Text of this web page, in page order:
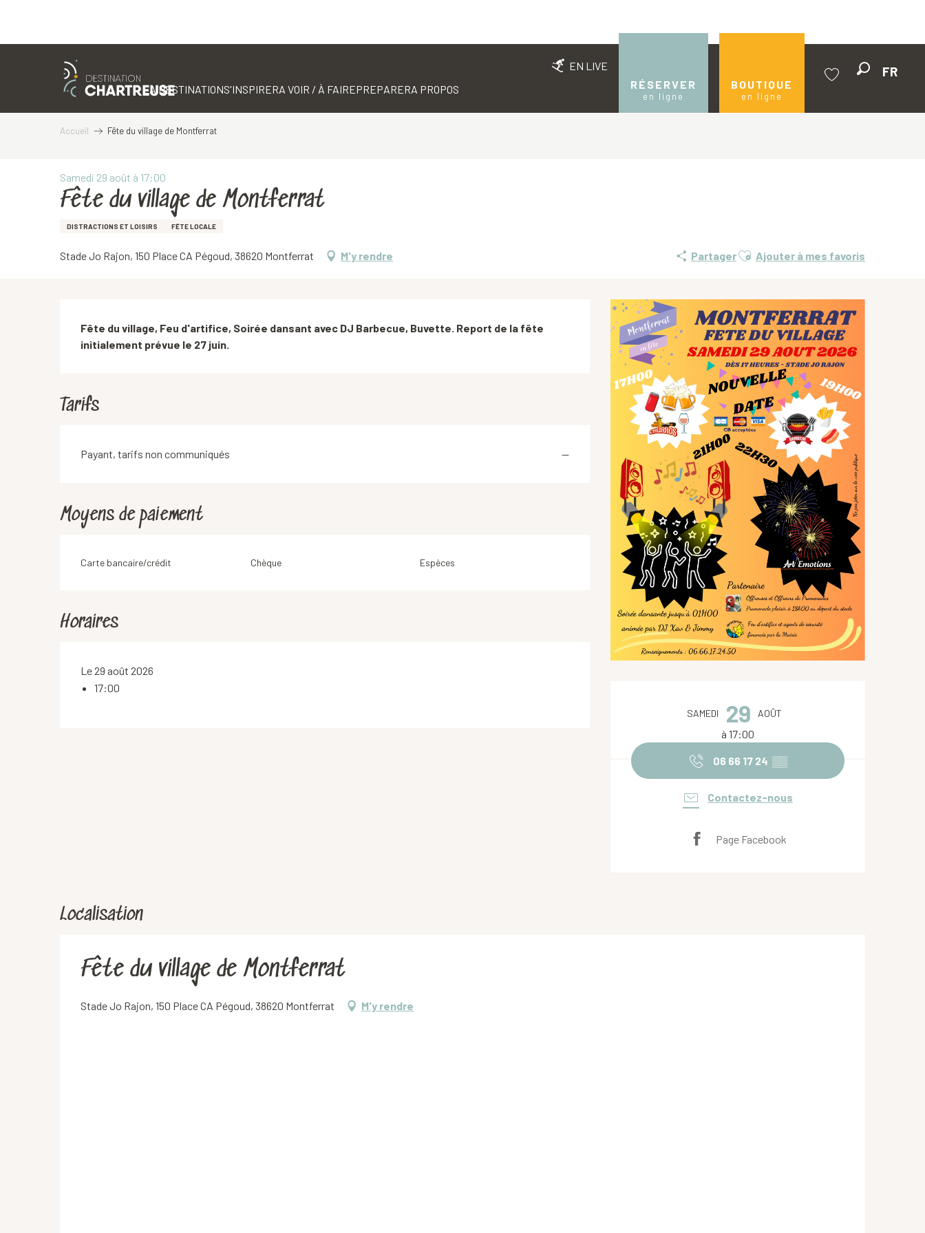
EN LIVE
RÉSERVER
en ligne
BOUTIQUE
en ligne
FR
LA DESTINATIONS'INSPIRERA VOIR / À FAIREPREPARERA PROPOS
Accueil Fête du village de Montferrat
Samedi 29 août à 17:00
Fête du village de Montferrat
DISTRACTIONS ET LOISIRS FÊTE LOCALE
Stade Jo Rajon, 150 Place CA Pégoud, 38620 Montferrat M'y rendre PartagerAjouter aux favoris
Ajouter à mes favoris
Ouverture et coordonnées
SAMEDI 29 AOÛT
à 17:00
06 66 17 24 ▒▒
Contactez-nous
Page Facebook
Description
Fête du village, Feu d'artifice, Soirée dansant avec DJ Barbecue, Buvette. Report de la fête
initialement prévue le 27 juin.
Tarifs
Payant, tarifs non communiqués —
Moyens de paiement
Carte bancaire/crédit Chèque Espèces
Horaires
Le 29 août 2026
17:00
Localisation
Fête du village de Montferrat
Stade Jo Rajon, 150 Place CA Pégoud, 38620 Montferrat M'y rendre